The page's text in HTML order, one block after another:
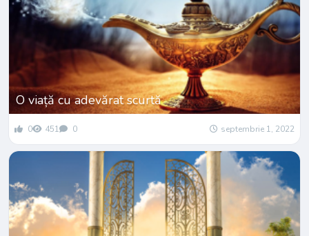
O viață cu adevărat scurtă
0 451 0 septembrie 1, 2022